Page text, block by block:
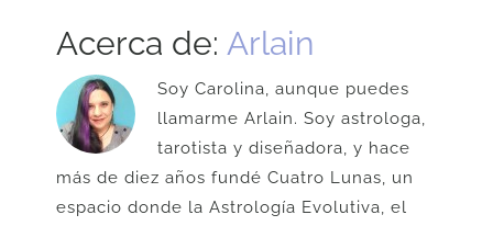
Acerca de:Arlain
Soy Carolina, aunque puedes
llamarme Arlain. Soy astrologa,
tarotista y diseñadora, y hace
más de diez años fundé Cuatro Lunas, un
espacio donde la Astrología Evolutiva, el